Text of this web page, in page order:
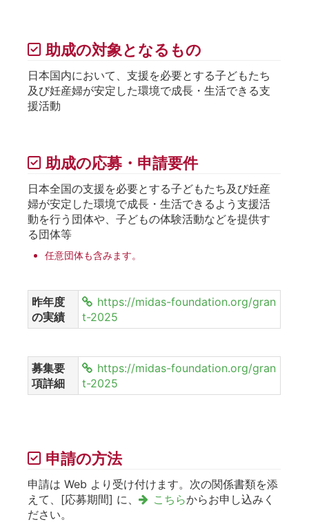
助成の対象となるもの
日本国内において、支援を必要とする子どもたち
及び妊産婦が安定した環境で成長・生活できる支
援活動
助成の応募・申請要件
日本全国の支援を必要とする子どもたち及び妊産
婦が安定した環境で成長・生活できるよう支援活
動を行う団体や、子どもの体験活動などを提供す
る団体等
任意団体も含みます。
昨年度
の実績
https://midas-foundation.org/gran
t-2025
募集要
項詳細
https://midas-foundation.org/gran
t-2025
申請の方法
申請は Web より受け付けます。次の関係書類を添
えて、[応募期間] に、
こちらからお申し込みく
ださい。